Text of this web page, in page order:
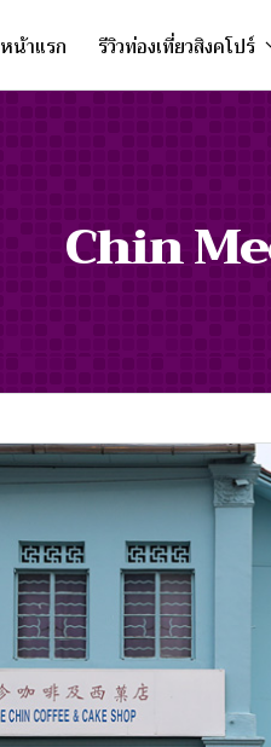
หน้าแรก รีวิวท่องเที่ยวสิงคโปร์
Chin